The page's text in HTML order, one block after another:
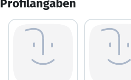
Profilangaben